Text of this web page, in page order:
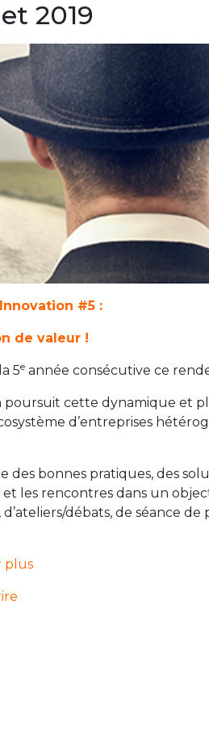
2019
#5 :
de valeur !
5e année consécutive ce
poursuit cette dynamique et
d’entreprises
des bonnes pratiques, des
les rencontres dans un
débats, de séance de
plus